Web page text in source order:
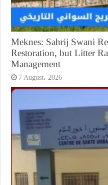
Meknes: Sahrij Swani
Restoration, but Litter
Management
7 August، 2026